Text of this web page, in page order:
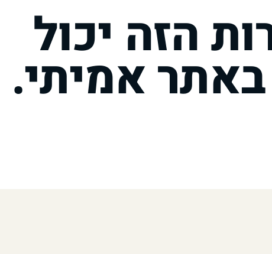
הזה יכול
אמיתי.